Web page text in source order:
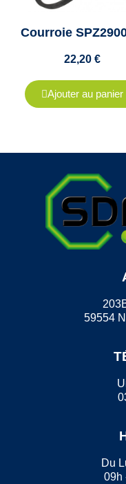
22,20 €
Ajouter au panier
59554
Du
09h